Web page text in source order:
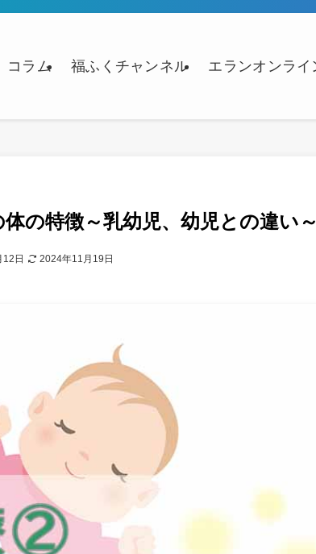
コラム 福ふくチャンネル エランオンライ
の特徴～乳幼児、幼児との違い～
日 2024年11月19日